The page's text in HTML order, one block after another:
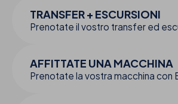
TRANSFER + ESCURSIONI
Prenotate il vostro transfer ed
AFFITTATE UNA MACCHINA
Prenotate la vostra macchina con